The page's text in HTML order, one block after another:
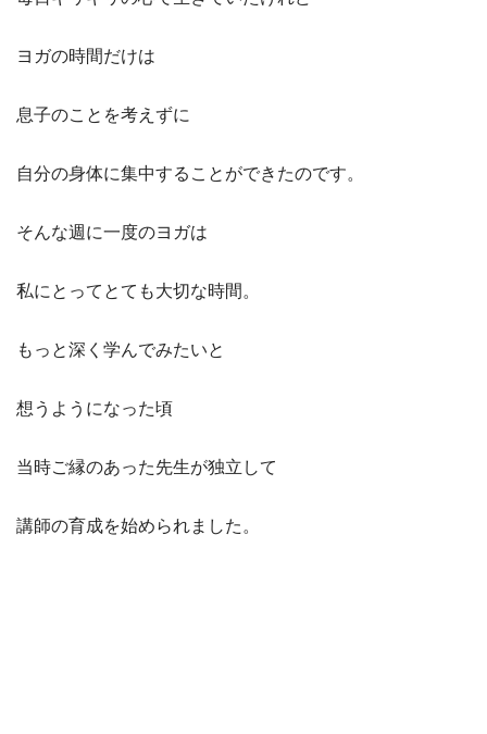
ヨガの時間だけは
息子のことを考えずに
自分の身体に集中することができたのです。
そんな週に一度のヨガは
私にとってとても大切な時間。
もっと深く学んでみたいと
想うようになった頃
当時ご縁のあった先生が独立して
講師の育成を始められました。